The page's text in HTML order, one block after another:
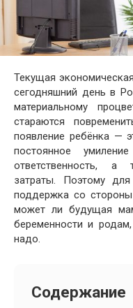
Текущая
сегодняшний день в
материальному
стараются
появление ребёнка —
постоянное
ответственность, а
затраты. Поэтому
поддержка со стороны
может ли будущая
беременности и
надо.
Содержание